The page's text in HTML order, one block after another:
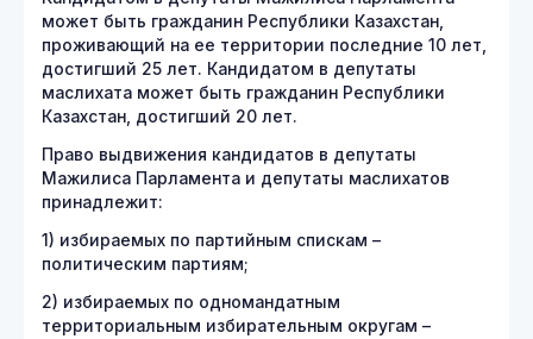
может быть гражданин Республики Казахстан,
проживающий на ее территории последние 10 лет,
достигший 25 лет. Кандидатом в депутаты
маслихата может быть гражданин Республики
Казахстан, достигший 20 лет.
Право выдвижения кандидатов в депутаты
Мажилиса Парламента и депутаты маслихатов
принадлежит:
1) избираемых по партийным спискам –
политическим партиям;
2) избираемых по одномандатным
территориальным избирательным округам –